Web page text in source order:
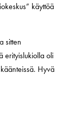
käyttöä
sitten
erityislukiolla oli
Hyvä